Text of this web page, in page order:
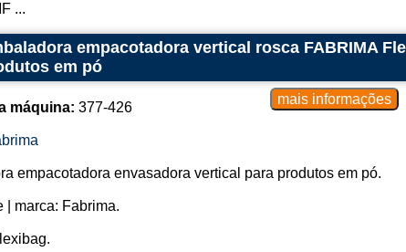
...
empacotadora vertical rosca FABRIMA
em pó
máquina: 377-426
empacotadora envasadora vertical para produtos em pó.
| marca: Fabrima.